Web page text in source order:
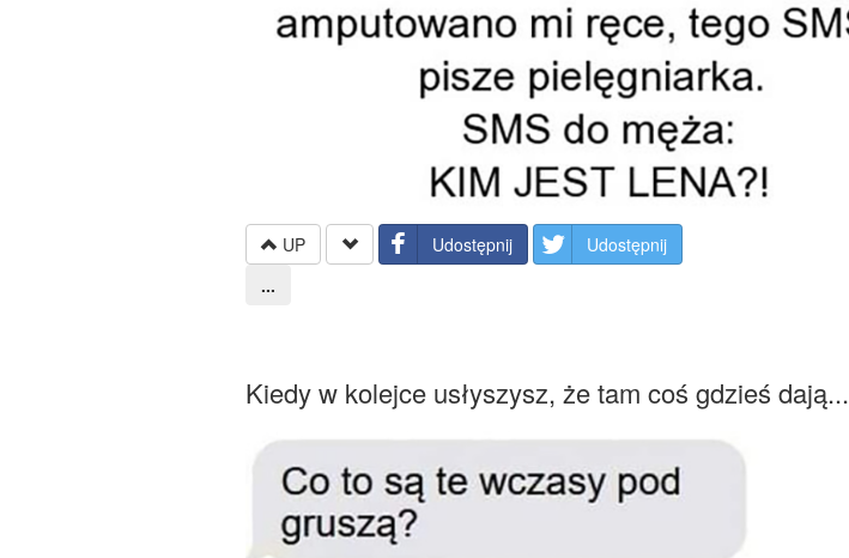
UP Udostępnij
Udostępnij
...
Kiedy w kolejce usłyszysz, że tam coś gdzieś dają...